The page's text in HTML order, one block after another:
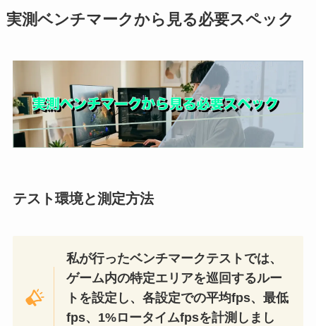
実測ベンチマークから見る必要スペック
テスト環境と測定方法
私が行ったベンチマークテストでは、
ゲーム内の特定エリアを巡回するルー
トを設定し、各設定での平均fps、最低
fps、1%ロータイムfpsを計測しまし